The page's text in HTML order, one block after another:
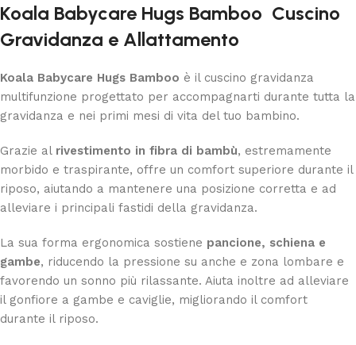
Koala Babycare Hugs Bamboo Cuscino
Gravidanza e Allattamento
Koala Babycare Hugs Bamboo è il cuscino gravidanza
multifunzione progettato per accompagnarti durante tutta la
gravidanza e nei primi mesi di vita del tuo bambino.
Grazie al rivestimento in fibra di bambù, estremamente
morbido e traspirante, offre un comfort superiore durante il
riposo, aiutando a mantenere una posizione corretta e ad
alleviare i principali fastidi della gravidanza.
La sua forma ergonomica sostiene pancione, schiena e
gambe, riducendo la pressione su anche e zona lombare e
favorendo un sonno più rilassante. Aiuta inoltre ad alleviare
il gonfiore a gambe e caviglie, migliorando il comfort
durante il riposo.